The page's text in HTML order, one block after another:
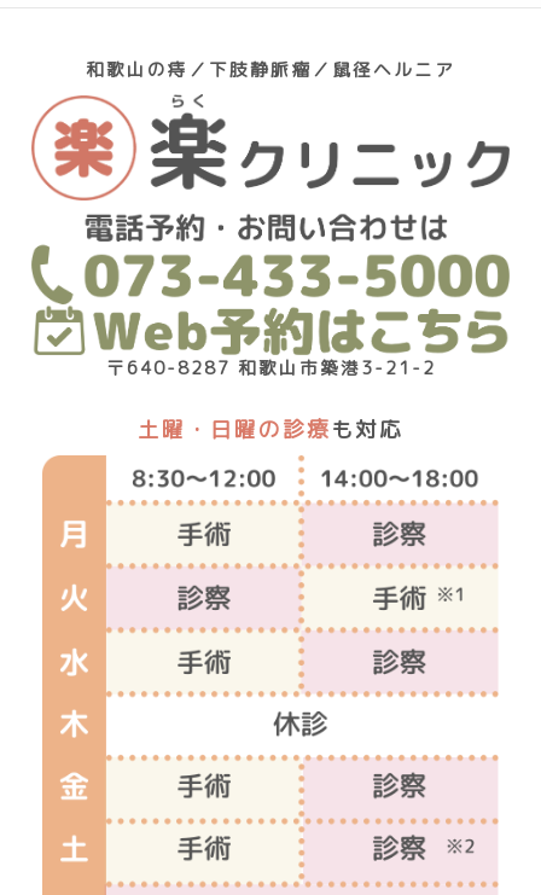
和歌山の痔／下肢静脈瘤／鼠径ヘルニア
〒640-8287 和歌山市築港3-21-2
土曜・日曜の診療も対応